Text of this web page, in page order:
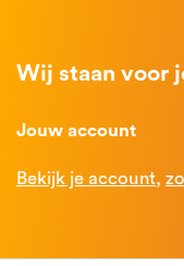
Wij staan voor
Jouw account
Bekijk je account,